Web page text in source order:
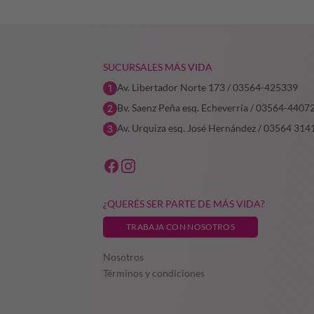
SUCURSALES MÁS VIDA
Av. Libertador Norte 173 / 03564-425339
Bv. Saenz Peña esq. Echeverría / 03564-
Av. Urquiza esq. José Hernández / 03564
¿QUERÉS SER PARTE DE MÁS VIDA?
TRABAJA CON NOSOTROS
Nosotros
Términos y condiciones